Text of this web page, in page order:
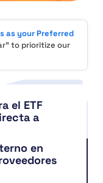
as your Preferred
to prioritize our
el ETF
a
en